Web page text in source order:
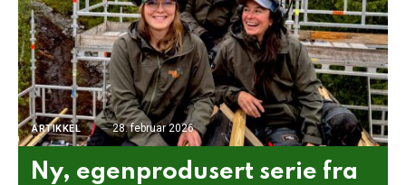
ARTIKKEL 28. februar 2026
Ny, egenprodusert serie fra